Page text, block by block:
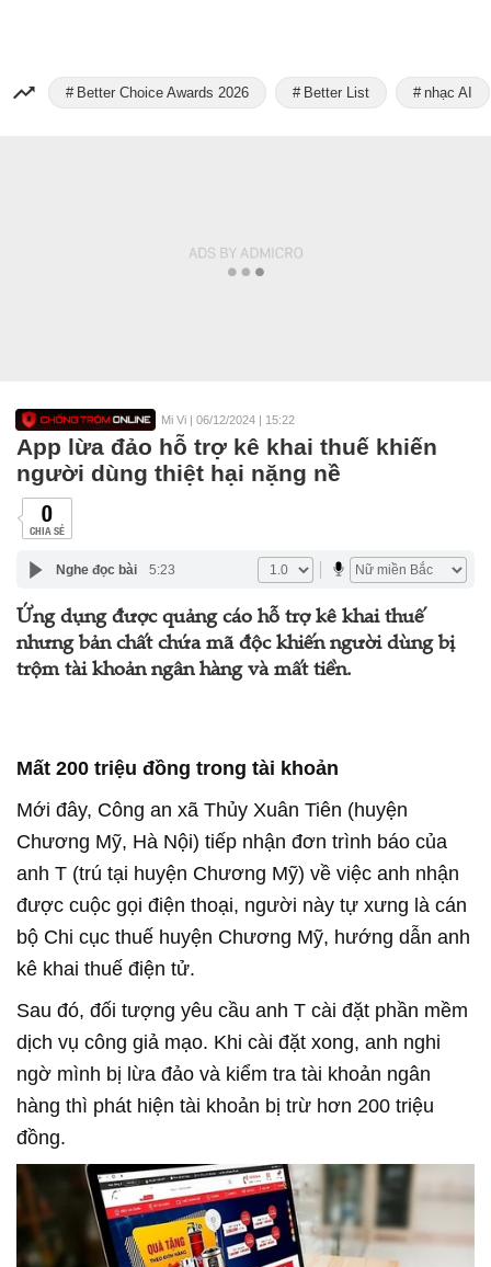
Better Choice Awards 2026 Better List nhạc AI
Mi Vi | 06/12/2024 | 15:22
App lừa đảo hỗ trợ kê khai thuế khiến
người dùng thiệt hại nặng nề
0
CHIA SẺ
Nghe đọc bài 5:23
Ứng dụng được quảng cáo hỗ trợ kê khai thuế
nhưng bản chất chứa mã độc khiến người dùng bị
trộm tài khoản ngân hàng và mất tiền.
Mất 200 triệu đồng trong tài khoản
Mới đây, Công an xã Thủy Xuân Tiên (huyện
Chương Mỹ, Hà Nội) tiếp nhận đơn trình báo của
anh T (trú tại huyện Chương Mỹ) về việc anh nhận
được cuộc gọi điện thoại, người này tự xưng là cán
bộ Chi cục thuế huyện Chương Mỹ, hướng dẫn anh
kê khai thuế điện tử.
Sau đó, đối tượng yêu cầu anh T cài đặt phần mềm
dịch vụ công giả mạo. Khi cài đặt xong, anh nghi
ngờ mình bị lừa đảo và kiểm tra tài khoản ngân
hàng thì phát hiện tài khoản bị trừ hơn 200 triệu
đồng.